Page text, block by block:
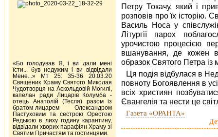
Петру Токачу, який і
розповів про їх історію.
Василь Носа у
Літургії парох
урочистою процесією
вшанування, де кожен
образок Святого Петра
Ця подія відбулася в
повноту Богоявлення в
всіх християн
Євангелія та нести це
Газета «ОРАНТА»
«Бо голодував Я, і ви дали мені
їсти... був недужим і ви відвідали
Мене...» Мт 25: 35-36 20.03.20
Священик Храму Святого Миколая
Чудотворця на Аскольдовій Могилі,
капелан ради Лицарів Колумба -
отець Анатолій (Тесля) разом із
братом-лицарем Олександром
Пастуховим та сестрою Орестою
Редькою в лиху годину карантину,
відвідали хворих парафіян Храму зі
Святим Причастям та гостинцями.